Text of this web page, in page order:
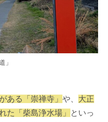
」
ある「崇禅寺」 や、 大正
た「柴島浄水場」
といっ